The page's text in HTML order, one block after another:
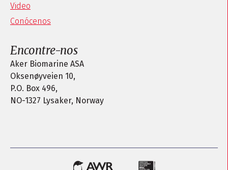
Video
Conócenos
Encontre-nos
Aker Biomarine ASA
Oksenøyveien 10,
P.O. Box 496,
NO-1327 Lysaker, Norway